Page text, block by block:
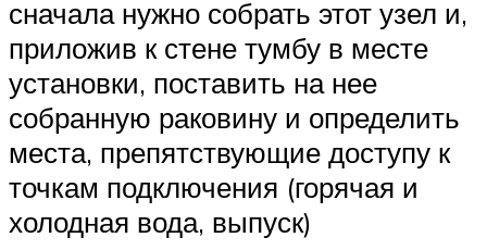
сначала нужно собрать этот узел и,
приложив к стене тумбу в месте
установки, поставить на нее
собранную раковину и определить
места, препятствующие доступу к
точкам подключения (горячая и
холодная вода, выпуск)